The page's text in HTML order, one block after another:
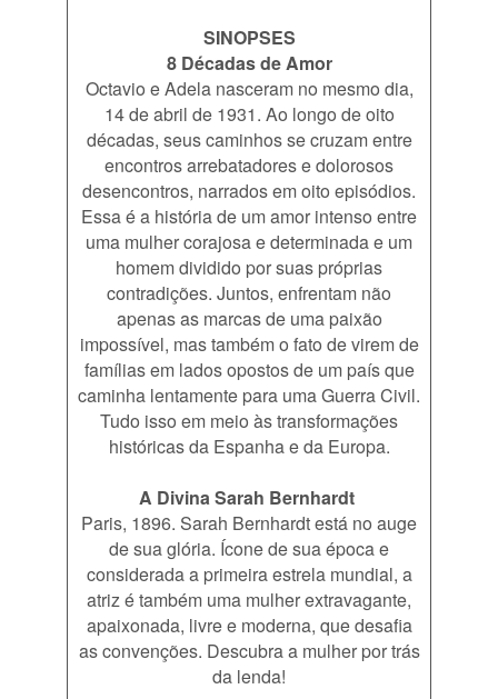
SINOPSES
8 Décadas de Amor
Octavio e Adela nasceram no mesmo dia,
14 de abril de 1931. Ao longo de oito
décadas, seus caminhos se cruzam entre
encontros arrebatadores e dolorosos
desencontros, narrados em oito episódios.
Essa é a história de um amor intenso entre
uma mulher corajosa e determinada e um
homem dividido por suas próprias
contradições. Juntos, enfrentam não
apenas as marcas de uma paixão
impossível, mas também o fato de virem de
famílias em lados opostos de um país que
caminha lentamente para uma Guerra Civil.
Tudo isso em meio às transformações
históricas da Espanha e da Europa.
A Divina Sarah Bernhardt
Paris, 1896. Sarah Bernhardt está no auge
de sua glória. Ícone de sua época e
considerada a primeira estrela mundial, a
atriz é também uma mulher extravagante,
apaixonada, livre e moderna, que desafia
as convenções. Descubra a mulher por trás
da lenda!